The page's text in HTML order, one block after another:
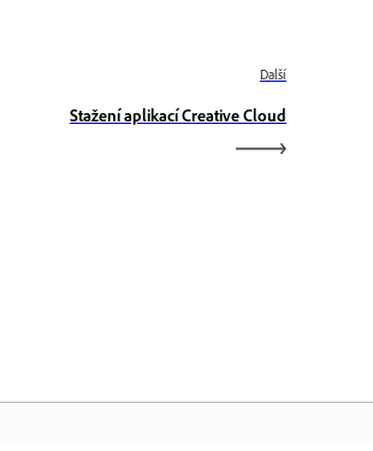
Další
Stažení aplikací Creative Cloud